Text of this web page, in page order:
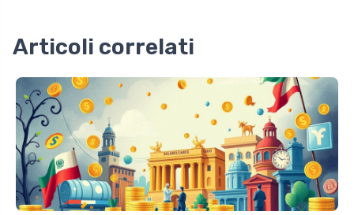
Articoli correlati